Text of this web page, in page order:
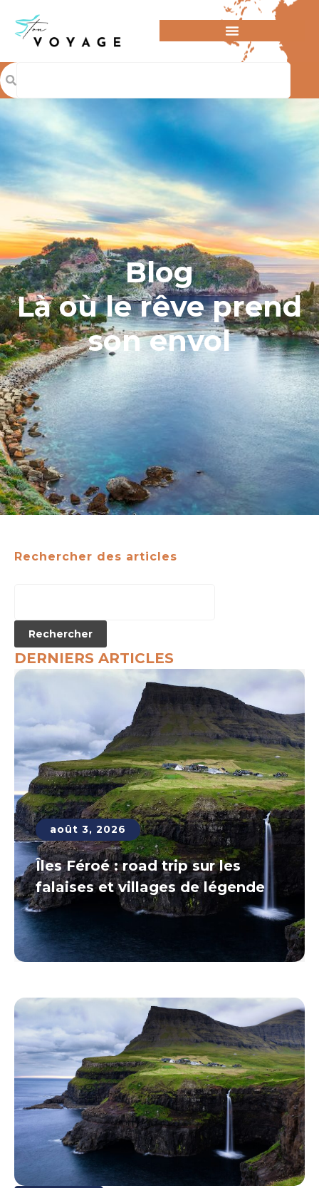
Blog
Là où le rêve prend
son envol
Rechercher des articles
DERNIERS ARTICLES
août 3, 2026
Îles Féroé : road trip sur les
falaises et villages de légende